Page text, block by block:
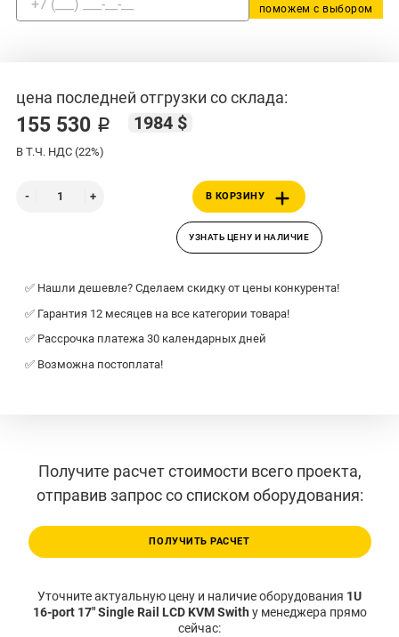
поможем с выбором
цена последней отгрузки со склада:
155 530 ₽ 1984 $
В Т.Ч. НДС (22%)
В КОРЗИНУ
УЗНАТЬ ЦЕНУ И НАЛИЧИЕ
✅ Нашли дешевле? Сделаем скидку от цены конкурента!
✅ Гарантия 12 месяцев на все категории товара!
✅ Рассрочка платежа 30 календарных дней
✅ Возможна постоплата!
Получите расчет стоимости всего проекта,
отправив запрос со списком оборудования:
ПОЛУЧИТЬ РАСЧЕТ
Уточните актуальную цену и наличие оборудования 1U
16-port 17" Single Rail LCD KVM Swith у менеджера прямо
сейчас: